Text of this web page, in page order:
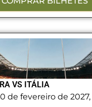
VS ITÁLIA
de fevereiro de 2027,